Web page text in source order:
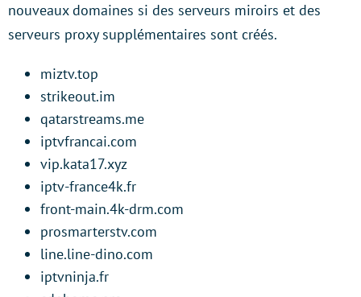
nouveaux domaines si des serveurs miroirs et des
serveurs proxy supplémentaires sont créés.
miztv.top
strikeout.im
qatarstreams.me
iptvfrancai.com
vip.kata17.xyz
iptv-france4k.fr
front-main.4k-drm.com
prosmarterstv.com
line.line-dino.com
iptvninja.fr